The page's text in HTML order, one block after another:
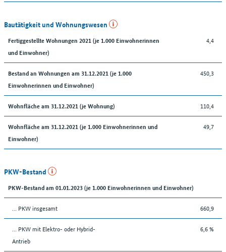
Bautätigkeit und Wohnungswesen
Fertiggestellte Wohnungen 2021 (je 1.000 Einwohnerinnen
und Einwohner)
4,4
Bestand an Wohnungen am 31.12.2021 (je 1.000
Einwohnerinnen und Einwohner)
450,3
Wohnfläche am 31.12.2021 (je Wohnung) 110,4
Wohnfläche am 31.12.2021 (je 1.000 Einwohnerinnen und
Einwohner)
49,7
PKW-Bestand
PKW-Bestand am 01.01.2023 (je 1.000 Einwohnerinnen und Einwohner)
… PKW insgesamt 660,9
… PKW mit Elektro- oder Hybrid-
Antrieb
6,6 %